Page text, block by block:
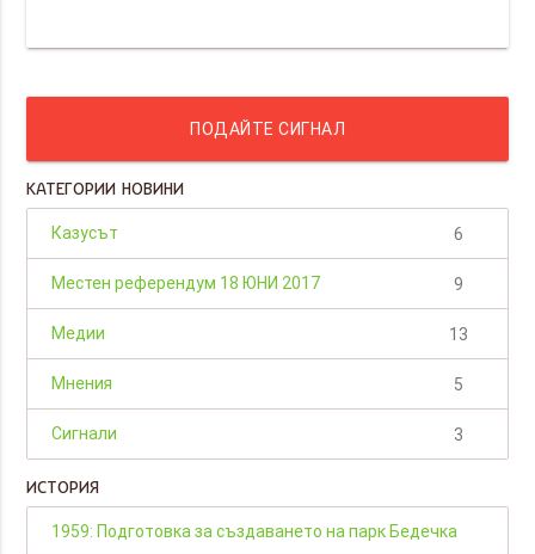
ПОДАЙТЕ СИГНАЛ
КАТЕГОРИИ НОВИНИ
Казусът 6
Местен референдум 18 ЮНИ 2017 9
Медии 13
Мнения 5
Сигнали 3
ИСТОРИЯ
1959: Подготовка за създаването на парк Бедечка